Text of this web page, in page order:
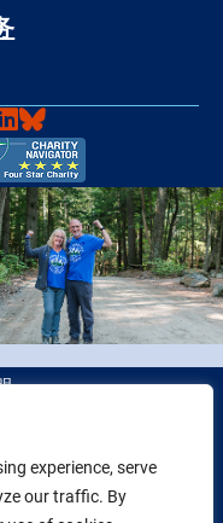
experience, serve
our traffic. By
LinkedIn
Bluesky
。 税务识别号（Tax